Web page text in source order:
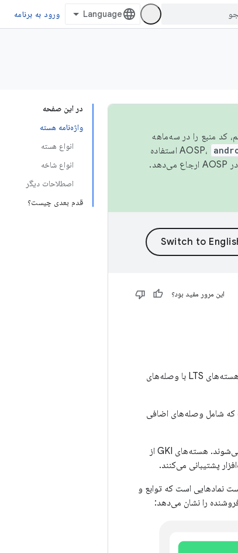
ورود به برنامه
در این صفحه
واژه‌نامه هسته
انواع هسته
انواع شاخه
اصطلاحات دیگر
قدم بعدی چیست؟
کد منبع را در سه‌ماهه
استفاده
همیشه به جدیدترین نسخه منتشر شده در AOSP ارجاع می‌دهد.
این مرور مفید بود؟
توسعه داده شده است. در گوگل، هسته‌های LTS با وصله‌های
که شامل وصله‌های اضافی
ACK هایی که ۵.۱۰ و بالاتر هستند، به عنوان هسته‌های *generic kernel images (GKI) نیز شناخته می‌شوند. هسته‌های GKI از
پشتیبانی می‌کنند.
نمادهایی است که توابع و